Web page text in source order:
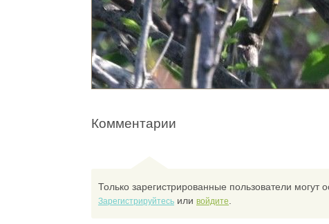
Комментарии
Только зарегистрированные пользователи могут
Зарегистрируйтесь или войдите